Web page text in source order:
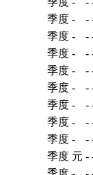
季度 - -
季度 - -
季度 - -
季度 - -
季度 - -
季度 - -
季度 - -
季度 - -
季度 元 -